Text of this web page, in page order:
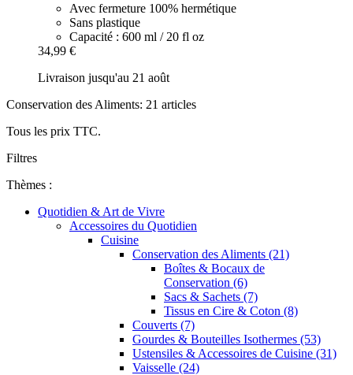
Avec fermeture 100% hermétique
Sans plastique
Capacité : 600 ml / 20 fl oz
34,99 €
Livraison jusqu'au 21 août
Conservation des Aliments: 21 articles
Tous les prix TTC.
Filtres
Thèmes :
Quotidien & Art de Vivre
Accessoires du Quotidien
Cuisine
Conservation des Aliments (21)
Boîtes & Bocaux de
Conservation (6)
Sacs & Sachets (7)
Tissus en Cire & Coton (8)
Couverts (7)
Gourdes & Bouteilles Isothermes (53)
Ustensiles & Accessoires de Cuisine (31)
Vaisselle (24)